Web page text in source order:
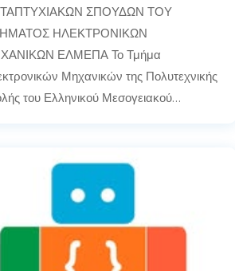
ΣΠΟΥΔΩΝ ΤΟΥ
ΗΛΕΚΤΡΟΝΙΚΩΝ
ΕΛΜΕΠΑ Το Τμήμα
Μηχανικών της Πολυτεχνικής
του Ελληνικού Μεσογειακού…